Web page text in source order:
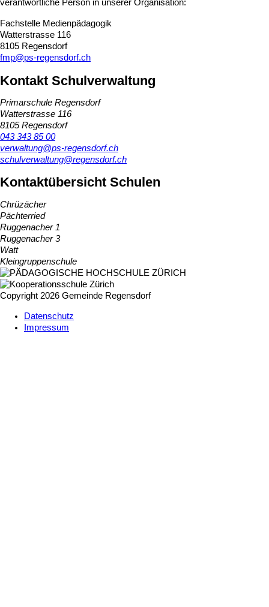
verantwortliche Person in unserer Organisation:
Fachstelle Medienpädagogik
Watterstrasse 116
8105 Regensdorf
fmp@ps-regensdorf.ch
Kontakt Schulverwaltung
Primarschule Regensdorf
Watterstrasse 116
8105 Regensdorf
043 343 85 00
verwaltung@ps-regensdorf.ch
schulverwaltung@regensdorf.ch
Kontaktübersicht Schulen
Chrüzächer
Pächterried
Ruggenacher 1
Ruggenacher 3
Watt
Kleingruppenschule
Copyright 2026 Gemeinde Regensdorf
Datenschutz
Impressum